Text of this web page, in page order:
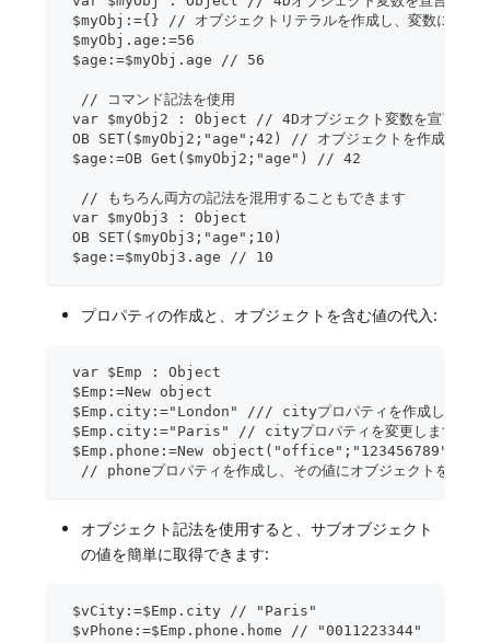
$myObj:={} // オブジェクトリテラルを作成し、変数に代入
$myObj.age:=56
$age:=$myObj.age // 56
  // コマンド記法を使用
var $myObj2 : Object // 4Dオブジェクト変数を宣言
OB SET($myObj2;"age";42) // オブジェクトを作成し、
$age:=OB Get($myObj2;"age") // 42
  // もちろん両方の記法を混用することもできます
var $myObj3 : Object
OB SET($myObj3;"age";10)
$age:=$myObj3.age // 10
プロパティの作成と、オブジェクトを含む値の代入:
var $Emp : Object
$Emp:=New object
$Emp.city:="London" /// cityプロパティを作成し、その
$Emp.city:="Paris" // cityプロパティを変更します
$Emp.phone:=New
// phoneプロパティを作成し、その値にオブジェクトを設定
オブジェクト記法を使用すると、サブオブジェクト
の値を簡単に取得できます:
$vCity:=$Emp.city // "Paris"
$vPhone:=$Emp.phone.home // "0011223344"